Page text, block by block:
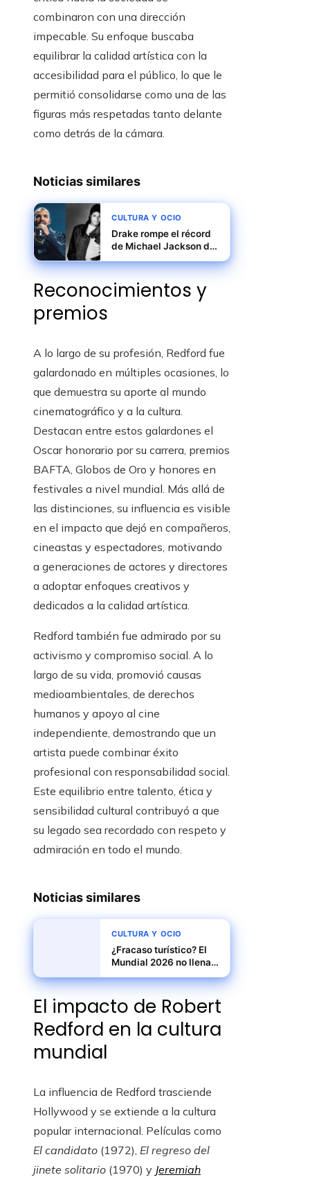
combinaron con una dirección
impecable. Su enfoque buscaba
equilibrar la calidad artística con la
accesibilidad para el público, lo que le
permitió consolidarse como una de las
figuras más respetadas tanto delante
como detrás de la cámara.
Noticias similares
CULTURA Y OCIO
Drake rompe el récord
de Michael Jackson de
más números 1
Reconocimientos y
premios
A lo largo de su profesión, Redford fue
galardonado en múltiples ocasiones, lo
que demuestra su aporte al mundo
cinematográfico y a la cultura.
Destacan entre estos galardones el
Oscar honorario por su carrera, premios
BAFTA, Globos de Oro y honores en
festivales a nivel mundial. Más allá de
las distinciones, su influencia es visible
en el impacto que dejó en compañeros,
cineastas y espectadores, motivando
a generaciones de actores y directores
a adoptar enfoques creativos y
dedicados a la calidad artística.
Redford también fue admirado por su
activismo y compromiso social. A lo
largo de su vida, promovió causas
medioambientales, de derechos
humanos y apoyo al cine
independiente, demostrando que un
artista puede combinar éxito
profesional con responsabilidad social.
Este equilibrio entre talento, ética y
sensibilidad cultural contribuyó a que
su legado sea recordado con respeto y
admiración en todo el mundo.
Noticias similares
CULTURA Y OCIO
¿Fracaso turístico? El
Mundial 2026 no llena
hoteles en México
El impacto de Robert
Redford en la cultura
mundial
La influencia de Redford trasciende
Hollywood y se extiende a la cultura
popular internacional. Películas como
El candidato (1972), El regreso del
jinete solitario (1970) y Jeremiah